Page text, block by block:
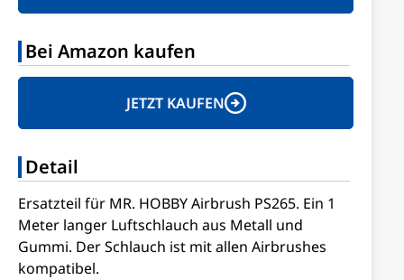
Bei Amazon kaufen
JETZT KAUFEN
Detail
Ersatzteil für MR. HOBBY Airbrush PS265. Ein 1
Meter langer Luftschlauch aus Metall und
Gummi. Der Schlauch ist mit allen Airbrushes
kompatibel.